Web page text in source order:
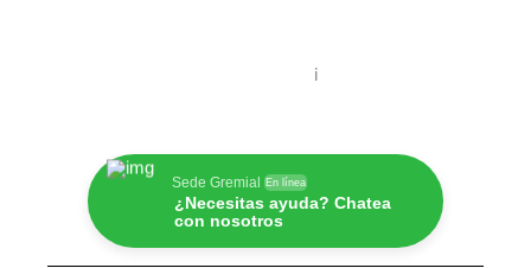
i
Sede Gremial En línea
¿Necesitas ayuda? Chatea
con nosotros